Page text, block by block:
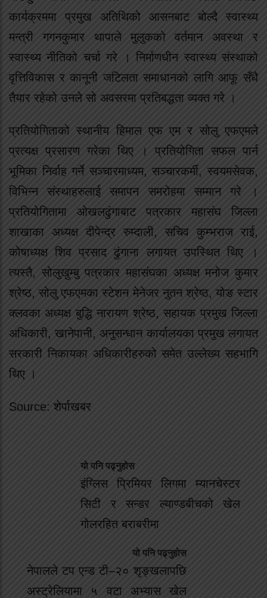
कार्यक्रममा प्रमुख अतिथिको आसनबाट बोल्दै स्वास्थ्य
मन्त्री गगनकुमार थापाले मुलुकको वर्तमान अवस्था र
स्वास्थ्य नीतिको चर्चा गरे । निर्माणधीन स्वास्थ्य संस्थाको
वृत्तिविकास र कानूनी जटिलता समाधानको लागि आफू सँधै
तैयार रहेको उनले सो अवसरमा प्रतिबद्धता व्यक्त गरे ।
प्रतियोगिताको स्थानीय हिमाल एफ एम र सोलु एफएमले
प्रत्यक्ष प्रसारण गरेका थिए । प्रतियोगिता सफल पार्न
भूमिका निर्वाह गर्ने सञ्चारमाध्यम, सञ्चारकर्मी, स्वयमसेवक,
विभिन्न संस्थाहरुलाई समापन समरोहमा सम्मान गरे ।
प्रतियोगितामा ओखलढुंगाबाट पत्रकार महासंघ जिल्ला
शाखाका अध्यक्ष दीपेन्द्र रुम्दाली, सचिव कुम्भराज राई,
कोषाध्यक्ष शिव प्रसाद ढुंगाना लगायत उपस्थित थिए ।
त्यस्तै, सोलुखुम्बु पत्रकार महासंघका अध्यक्ष मनोज कुमार
श्रेष्ठ, सोलु एफएमका स्टेशन मेनेजर नुतन श्रेष्ठ, योङ स्टार
क्लवका अध्यक्ष बुद्धि नारायण श्रेष्ठ, सहायक प्रमुख जिल्ला
अधिकारी, खानेपानी, अनुसन्धान कार्यालयका प्रमुख लगायत
सरकारी निकायका अधिकारीहरुको समेत उल्लेख्य सहभागि
थिए ।
Source: शेर्पाखबर
यो पनि पढ्नुहोस
इंग्लिस प्रिमियर लिगमा म्यानचेस्टर
सिटी र सन्डर ल्याण्डबीचको खेल
गोलरहित बराबरीमा
यो पनि पढ्नुहोस
नेपालले टप एन्ड टी–२० शृङ्खलापछि
अस्ट्रेलियामा ५ वटा अभ्यास खेल